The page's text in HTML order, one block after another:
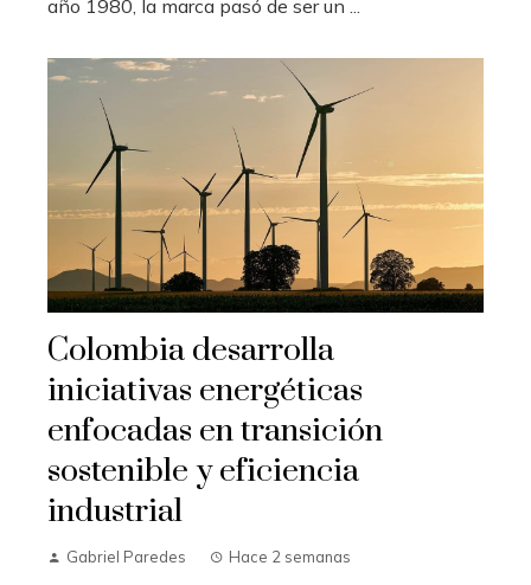
año 1980, la marca pasó de ser un ...
Colombia desarrolla
iniciativas energéticas
enfocadas en transición
sostenible y eficiencia
industrial
Gabriel Paredes Hace 2 semanas